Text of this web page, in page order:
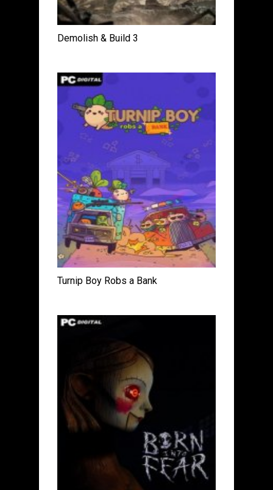
Demolish & Build 3
Turnip Boy Robs a Bank